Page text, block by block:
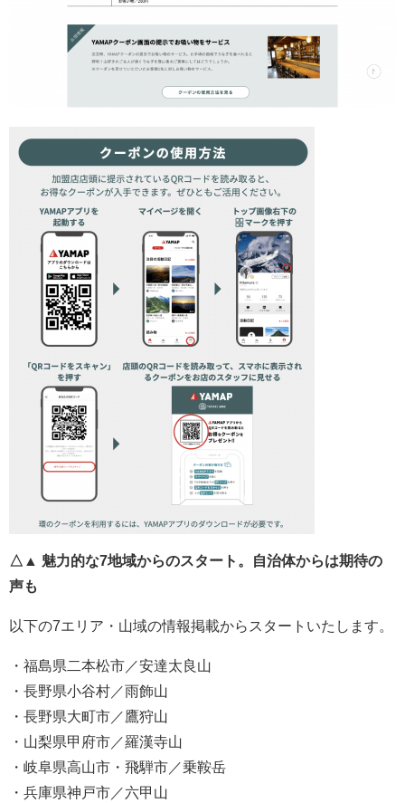
△▲ 魅力的な7地域からのスタート。自治体からは期待の
声も
以下の7エリア・山域の情報掲載からスタートいたします。
・福島県二本松市／安達太良山
・長野県小谷村／雨飾山
・長野県大町市／鷹狩山
・山梨県甲府市／羅漢寺山
・岐阜県高山市・飛騨市／乗鞍岳
・兵庫県神戸市／六甲山